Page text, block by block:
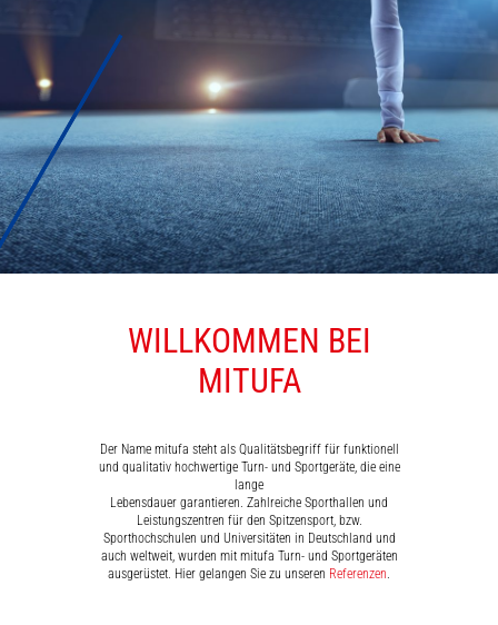
MATTEN
WILLKOMMEN BEI
MITUFA
Der Name mitufa steht als Qualitätsbegriff für funktionell
und qualitativ hochwertige Turn- und Sportgeräte, die eine
lange
Lebensdauer garantieren. Zahlreiche Sporthallen und
Leistungszentren für den Spitzensport, bzw.
Sporthochschulen und Universitäten in Deutschland und
auch weltweit, wurden mit mitufa Turn- und Sportgeräten
ausgerüstet. Hier gelangen Sie zu unseren Referenzen